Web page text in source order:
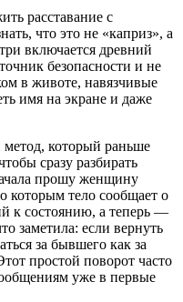
расставание с
что это не «каприз», а
включается древний
безопасности и не
в животе, навязчивые
имя на экране и даже
который раньше
сразу разбирать
прошу женщину
которым тело сообщает о
к состоянию, а теперь —
заметила: если вернуть
за бывшего как за
простой поворот часто
уже в первые